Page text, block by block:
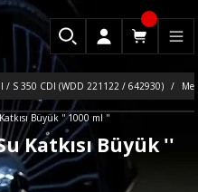
/ S 350 CDI (WDD 221122 / 642930)
Katkısı Büyük ''